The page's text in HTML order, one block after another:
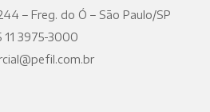
– Freg. do Ó – São Paulo/SP
11 3975-3000